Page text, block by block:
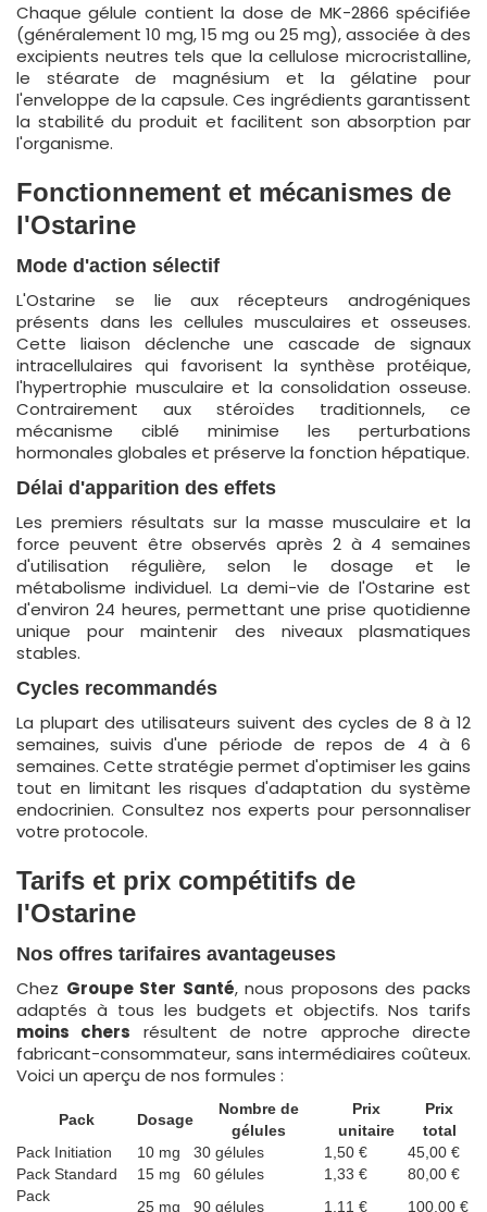
Chaque gélule contient la dose de MK-2866 spécifiée
(généralement 10 mg, 15 mg ou 25 mg), associée à des
excipients neutres tels que la cellulose microcristalline,
le stéarate de magnésium et la gélatine pour
l'enveloppe de la capsule. Ces ingrédients garantissent
la stabilité du produit et facilitent son absorption par
l'organisme.
Fonctionnement et mécanismes de
l'Ostarine
Mode d'action sélectif
L'Ostarine se lie aux récepteurs androgéniques
présents dans les cellules musculaires et osseuses.
Cette liaison déclenche une cascade de signaux
intracellulaires qui favorisent la synthèse protéique,
l'hypertrophie musculaire et la consolidation osseuse.
Contrairement aux stéroïdes traditionnels, ce
mécanisme ciblé minimise les perturbations
hormonales globales et préserve la fonction hépatique.
Délai d'apparition des effets
Les premiers résultats sur la masse musculaire et la
force peuvent être observés après 2 à 4 semaines
d'utilisation régulière, selon le dosage et le
métabolisme individuel. La demi-vie de l'Ostarine est
d'environ 24 heures, permettant une prise quotidienne
unique pour maintenir des niveaux plasmatiques
stables.
Cycles recommandés
La plupart des utilisateurs suivent des cycles de 8 à 12
semaines, suivis d'une période de repos de 4 à 6
semaines. Cette stratégie permet d'optimiser les gains
tout en limitant les risques d'adaptation du système
endocrinien. Consultez nos experts pour personnaliser
votre protocole.
Tarifs et prix compétitifs de
l'Ostarine
Nos offres tarifaires avantageuses
Chez Groupe Ster Santé, nous proposons des packs
adaptés à tous les budgets et objectifs. Nos tarifs
moins chers résultent de notre approche directe
fabricant-consommateur, sans intermédiaires coûteux.
Voici un aperçu de nos formules :
Pack Dosage
Nombre de
gélules
Prix
unitaire
Prix
total
Pack Initiation
10 mg 30 gélules 1,50 €
45,00 €
Pack Standard
15 mg 60 gélules 1,33 €
80,00 €
Pack
25 mg 90 gélules 1,11 € 100,00 €